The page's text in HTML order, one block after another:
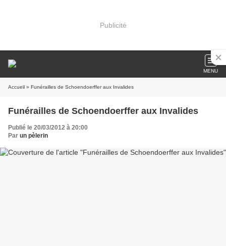
Publicité
MENU
Accueil » Funérailles de Schoendoerffer aux Invalides
Funérailles de Schoendoerffer aux Invalides
Publié le 20/03/2012 à 20:00
Par un pèlerin